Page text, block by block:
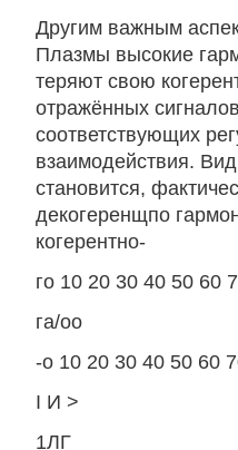
Другим важным
Плазмы высокие
теряют свою
отражённых
соответствующих
взаимодействия.
становится,
декогеренщпо
когерентно-
го 10 20 30 40 50 60
га/оо
-о 10 20 30 40 50 60
I И >
1ЛГ